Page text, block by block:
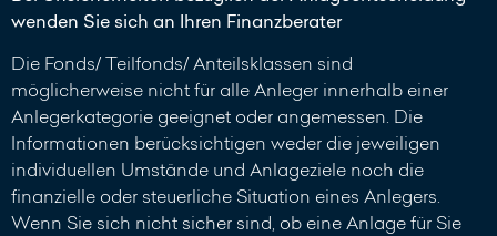
wenden Sie sich an Ihren Finanzberater
Die Fonds/ Teilfonds/ Anteilsklassen sind
möglicherweise nicht für alle Anleger innerhalb einer
Anlegerkategorie geeignet oder angemessen. Die
Informationen berücksichtigen weder die jeweiligen
individuellen Umstände und Anlageziele noch die
finanzielle oder steuerliche Situation eines Anlegers.
Wenn Sie sich nicht sicher sind, ob eine Anlage für Sie